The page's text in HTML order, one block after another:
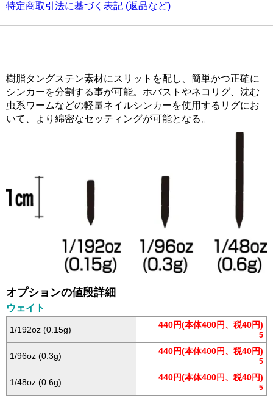
特定商取引法に基づく表記 (返品など)
樹脂タングステン素材にスリットを配し、簡単かつ正確に
シンカーを分割する事が可能。ホバストやネコリグ、沈む
虫系ワームなどの軽量ネイルシンカーを使用するリグにお
いて、より綿密なセッティングが可能となる。
オプションの値段詳細
ウェイト
1/192oz (0.15g) 440円(本体400円、税40円)
5
1/96oz (0.3g) 440円(本体400円、税40円)
5
1/48oz (0.6g) 440円(本体400円、税40円)
5